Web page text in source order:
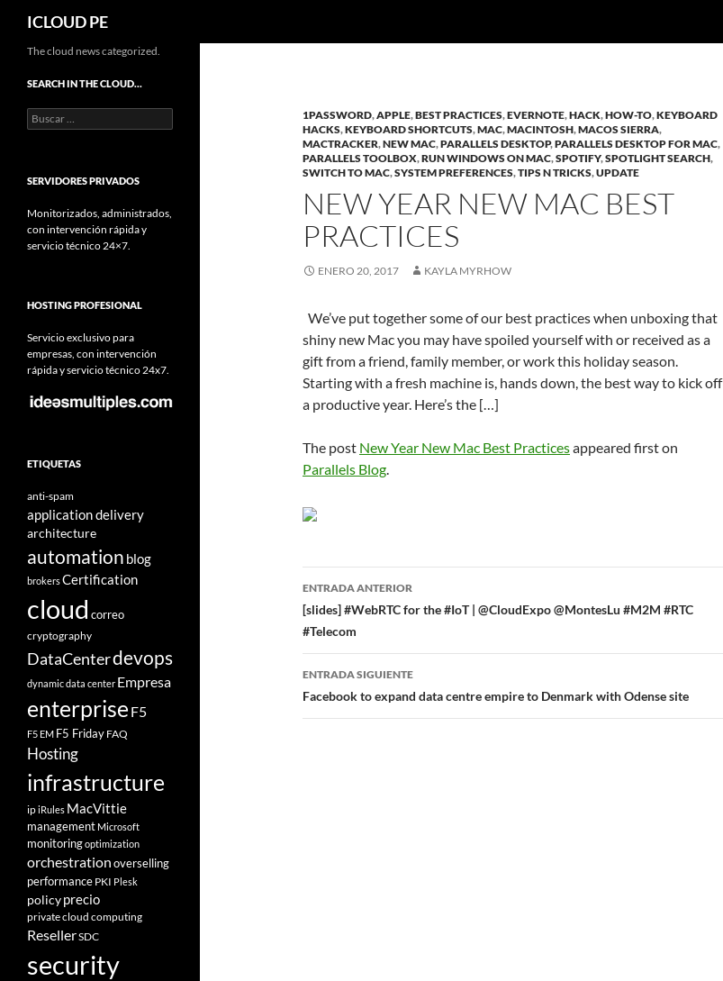
Saltar
contenido
ICLOUD PE
1PASSWORD,APPLE,BEST PRACTICES,EVERNOTE,HACK,HOW-TO,KEYBOARD
HACKS,KEYBOARD SHORTCUTS,MAC,MACINTOSH,MACOS SIERRA,
MACTRACKER,NEW MAC,PARALLELS DESKTOP,PARALLELS DESKTOP FOR MAC,
PARALLELS TOOLBOX,RUN WINDOWS ON MAC,SPOTIFY,SPOTLIGHT SEARCH,
SWITCH TO MAC,SYSTEM PREFERENCES,TIPS N TRICKS,UPDATE
NEW YEAR NEW MAC BEST
PRACTICES
ENERO 20, 2017 KAYLA MYRHOW
We’ve put together some of our best practices when unboxing that
shiny new Mac you may have spoiled yourself with or received as a
gift from a friend, family member, or work this holiday season.
Starting with a fresh machine is, hands down, the best way to kick off
a productive year. Here’s the […]
The post New Year New Mac Best Practicesappeared first on
Parallels Blog.
Navegador
de
entradas
ENTRADA ANTERIOR
[slides] #WebRTC for the #IoT | @CloudExpo @MontesLu #M2M #RTC
#Telecom
ENTRADA SIGUIENTE
Facebook to expand data centre empire to Denmark with Odense site
The cloud news categorized.
SEARCH IN THE CLOUD…
Buscar:
SERVIDORES PRIVADOS
Monitorizados, administrados,
con intervención rápida y
servicio técnico 24×7.
HOSTING PROFESIONAL
Servicio exclusivo para
empresas, con intervención
rápida y servicio técnico 24x7.
ETIQUETAS
anti-spam
application delivery
architecture
automation blog
brokersCertification
cloud correo
cryptography
DataCenterdevops
dynamic data center Empresa
enterprise F5
F5 EM F5 Friday FAQ
Hosting
infrastructure
ipiRules MacVittie
management Microsoft
monitoringoptimization
orchestrationoverselling
performance PKI Plesk
policyprecio
private cloud computing
ResellerSDC
security